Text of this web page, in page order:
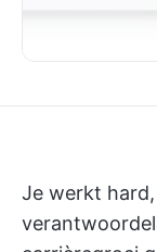
Je werkt